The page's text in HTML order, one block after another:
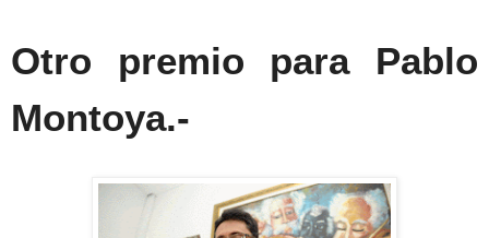
Otro premio para Pablo
Montoya.-